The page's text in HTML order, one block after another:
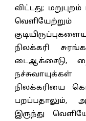
விட்டது;
நிலக்கரி
டைஆக்சைடு,
நிலக்கரியை
பறப்பதாலும்,
இருந்து